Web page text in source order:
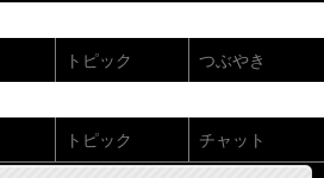
トピック つぶやき
トピック チャット